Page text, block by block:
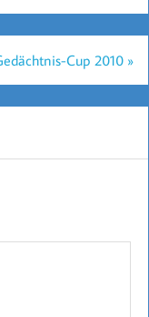
Cup 2010 »